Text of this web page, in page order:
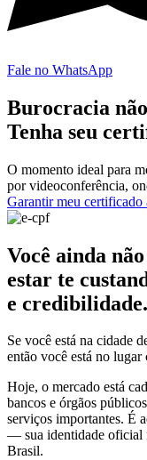
Fale no WhatsApp
Burocracia
Tenha seu
O momento ideal para
por videoconferência,
Garantir meu certificado
Você ainda
estar te
e credibilidade.
Se você está na cidade
então você está no lugar
Hoje, o mercado está
bancos e órgãos
serviços importantes. É
— sua identidade oficial
Brasil.